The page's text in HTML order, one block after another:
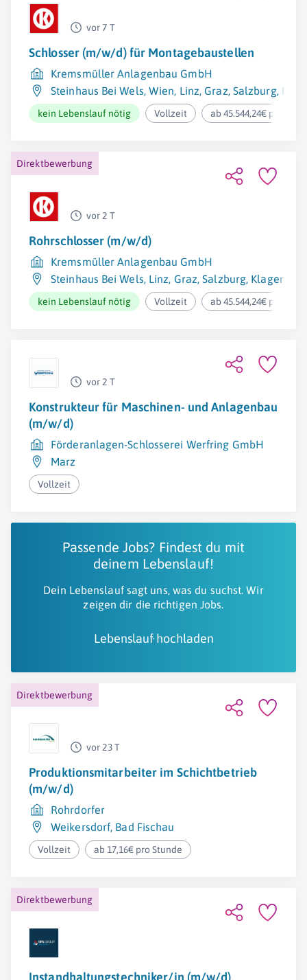
vor 7 T
Schlosser (m/w/d) für Montagebaustellen
Kremsmüller Anlagenbau GmbH
Steinhaus Bei Wels,Wien, Linz, Graz, Salzburg,
kein Lebenslauf nötig Vollzeit ab 45.544,24€ pro Jahr
Direktbewerbung
vor 2 T
Rohrschlosser (m/w/d)
Kremsmüller Anlagenbau GmbH
Steinhaus Bei Wels, Linz, Graz,Salzburg, Klagenfurt
kein Lebenslauf nötig Vollzeit ab 45.544,24€ pro Jahr
vor 2 T
Konstrukteur für Maschinen- und Anlagenbau
(m/w/d)
Förderanlagen-Schlosserei Werfring GmbH
Marz
Vollzeit
Passende Jobs? Findest du mit
deinem Lebenslauf!
Dein Lebenslauf sagt uns, was du suchst. Wir
zeigen dir die richtigen Jobs.
Lebenslauf hochladen
Direktbewerbung
vor 23 T
Produktionsmitarbeiter im Schichtbetrieb
(m/w/d)
Rohrdorfer
Weikersdorf, Bad Fischau
Vollzeit ab 17,16€ pro Stunde
Direktbewerbung
Instandhaltungstechniker/in (m/w/d)